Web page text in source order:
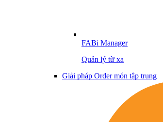
FABi Manager
Quản lý từ xa
Giải pháp Order món tập trung